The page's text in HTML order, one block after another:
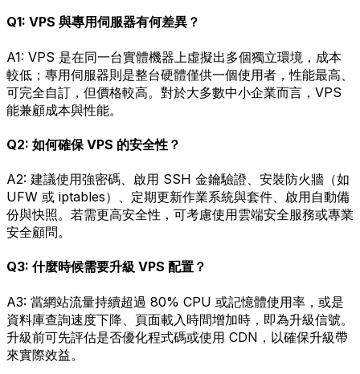
Q1: VPS 與專用伺服器有何差異？
A1: VPS 是在同一台實體機器上虛擬出多個獨立環境，成本
較低；專用伺服器則是整台硬體僅供一個使用者，性能最高、
可完全自訂，但價格較高。對於大多數中小企業而言，VPS
能兼顧成本與性能。
Q2: 如何確保 VPS 的安全性？
A2: 建議使用強密碼、啟用 SSH 金鑰驗證、安裝防火牆（如
UFW 或 iptables）、定期更新作業系統與套件、啟用自動備
份與快照。若需更高安全性，可考慮使用雲端安全服務或專業
安全顧問。
Q3: 什麼時候需要升級 VPS 配置？
A3: 當網站流量持續超過 80% CPU 或記憶體使用率，或是
資料庫查詢速度下降、頁面載入時間增加時，即為升級信號。
升級前可先評估是否優化程式碼或使用 CDN，以確保升級帶
來實際效益。